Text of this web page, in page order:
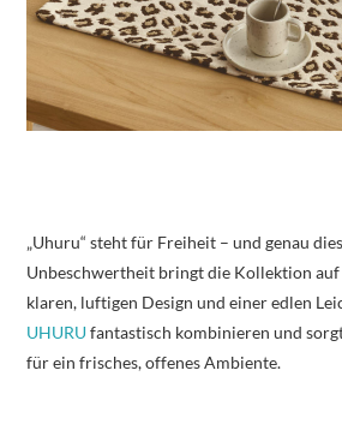
„Uhuru“ steht für Freiheit – und genau
Unbeschwertheit bringt die Kollektion
klaren, luftigen Design und einer edlen
UHURUfantastisch kombinieren und
für ein frisches, offenes Ambiente.